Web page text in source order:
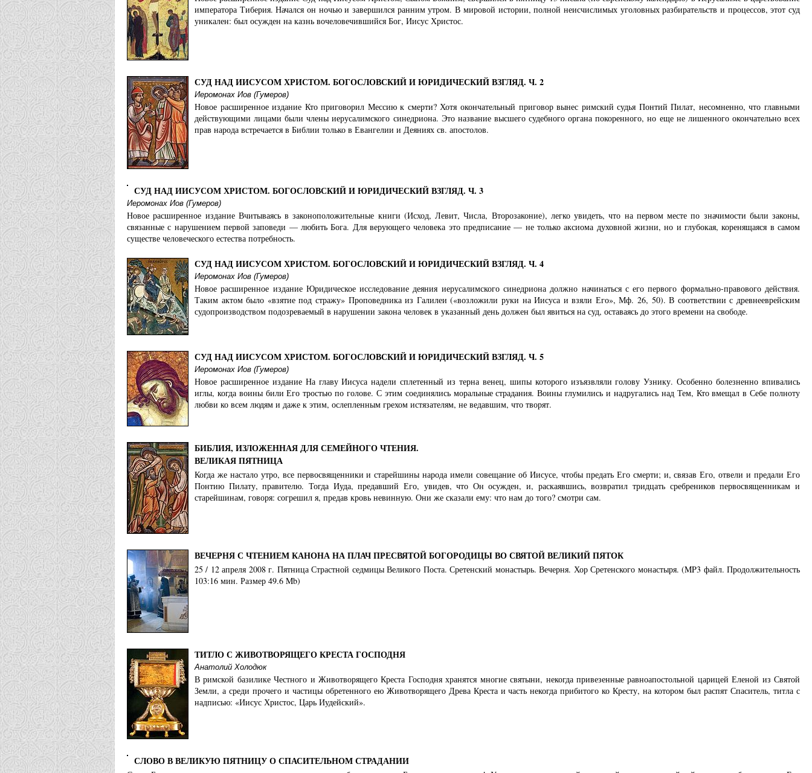
императора Тиберия. Начался он ночью и завершился ранним утром. В мировой истории, полной неисчислимых уголовных разбирательств и процессов, этот суд
уникален: был осужден на казнь вочеловечившийся Бог, Иисус Христос.
СУД НАД ИИСУСОМ ХРИСТОМ. БОГОСЛОВСКИЙ И ЮРИДИЧЕСКИЙ ВЗГЛЯД. Ч. 2
Иеромонах Иов (Гумеров)
Новое расширенное издание Кто приговорил Мессию к смерти? Хотя окончательный приговор вынес римский судья Понтий Пилат, несомненно, что главными
действующими лицами были члены иерусалимского синедриона. Это название высшего судебного органа покоренного, но еще не лишенного окончательно всех
прав народа встречается в Библии только в Евангелии и Деяниях св. апостолов.
СУД НАД ИИСУСОМ ХРИСТОМ. БОГОСЛОВСКИЙ И ЮРИДИЧЕСКИЙ ВЗГЛЯД. Ч. 3
Иеромонах Иов (Гумеров)
Новое расширенное издание Вчитываясь в законоположительные книги (Исход, Левит, Числа, Второзаконие), легко увидеть, что на первом месте по значимости были законы,
связанные с нарушением первой заповеди — любить Бога. Для верующего человека это предписание — не только аксиома духовной жизни, но и глубокая, коренящаяся в самом
существе человеческого естества потребность.
СУД НАД ИИСУСОМ ХРИСТОМ. БОГОСЛОВСКИЙ И ЮРИДИЧЕСКИЙ ВЗГЛЯД. Ч. 4
Иеромонах Иов (Гумеров)
Новое расширенное издание Юридическое исследование деяния иерусалимского синедриона должно начинаться с его первого формально-правового действия.
Таким актом было «взятие под стражу» Проповедника из Галилеи («возложили руки на Иисуса и взяли Его», Мф. 26, 50). В соответствии с древнееврейским
судопроизводством подозреваемый в нарушении закона человек в указанный день должен был явиться на суд, оставаясь до этого времени на свободе.
СУД НАД ИИСУСОМ ХРИСТОМ. БОГОСЛОВСКИЙ И ЮРИДИЧЕСКИЙ ВЗГЛЯД. Ч. 5
Иеромонах Иов (Гумеров)
Новое расширенное издание На главу Иисуса надели сплетенный из терна венец, шипы которого изъязвляли голову Узнику. Особенно болезненно впивались
иглы, когда воины били Его тростью по голове. С этим соединялись моральные страдания. Воины глумились и надругались над Тем, Кто вмещал в Себе полноту
любви ко всем людям и даже к этим, ослепленным грехом истязателям, не ведавшим, что творят.
БИБЛИЯ, ИЗЛОЖЕННАЯ ДЛЯ СЕМЕЙНОГО ЧТЕНИЯ.
ВЕЛИКАЯ ПЯТНИЦА
Когда же настало утро, все первосвященники и старейшины народа имели совещание об Иисусе, чтобы предать Его смерти; и, связав Его, отвели и предали Его
Понтию Пилату, правителю. Тогда Иуда, предавший Его, увидев, что Он осужден, и, раскаявшись, возвратил тридцать сребреников первосвященникам и
старейшинам, говоря: согрешил я, предав кровь невинную. Они же сказали ему: что нам до того? смотри сам.
ВЕЧЕРНЯ С ЧТЕНИЕМ КАНОНА НА ПЛАЧ ПРЕСВЯТОЙ БОГОРОДИЦЫ ВО СВЯТОЙ ВЕЛИКИЙ ПЯТОК
25 / 12 апреля 2008 г. Пятница Страстной седмицы Великого Поста. Сретенский монастырь. Вечерня. Хор Сретенского монастыря. (MP3 файл. Продолжительность
103:16 мин. Размер 49.6 Mb)
ТИТЛО С ЖИВОТВОРЯЩЕГО КРЕСТА ГОСПОДНЯ
Анатолий Холодюк
В римской базилике Честного и Животворящего Креста Господня хранятся многие святыни, некогда привезенные равноапостольной царицей Еленой из Святой
Земли, а среди прочего и частицы обретенного ею Животворящего Древа Креста и часть некогда прибитого ко Кресту, на котором был распят Спаситель, титла с
надписью: «Иисус Христос, Царь Иудейский».
СЛОВО В ВЕЛИКУЮ ПЯТНИЦУ О СПАСИТЕЛЬНОМ СТРАДАНИИ